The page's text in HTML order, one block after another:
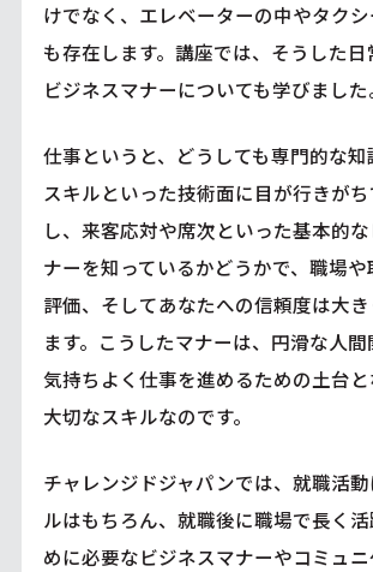
けでなく、エレベーターの中やタク
も存在します。講座では、そうした
ビジネスマナーについても学びました
仕事というと、どうしても専門的な
スキルといった技術面に目が行きが
し、来客応対や席次といった基本的
ナーを知っているかどうかで、職場
評価、そしてあなたへの信頼度は大
ます。こうしたマナーは、円滑な人間
気持ちよく仕事を進めるための土台
大切なスキルなのです。
チャレンジドジャパンでは、就職活
ルはもちろん、就職後に職場で長く
めに必要なビジネスマナーやコミュ